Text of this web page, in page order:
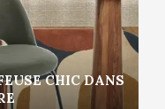
CHIC DANS